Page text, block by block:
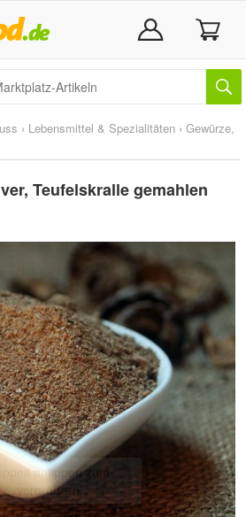
› Lebensmittel & Spezialitäten › Gewürze,
Teufelskralle gemahlen
antippen zum
vergrößern